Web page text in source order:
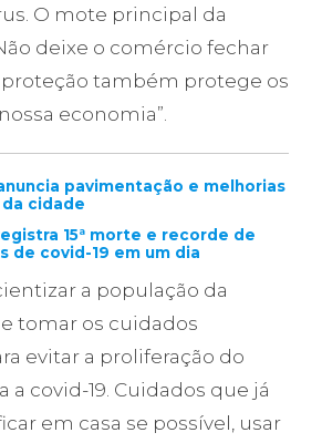
O mote principal da
deixe o comércio fechar
proteção também protege os
economia”.
pavimentação e melhorias
cidade
15ª morte e recorde de
de covid-19 em um dia
a população da
tomar os cuidados
evitar a proliferação do
a covid-19. Cuidados que já
em casa se possível, usar